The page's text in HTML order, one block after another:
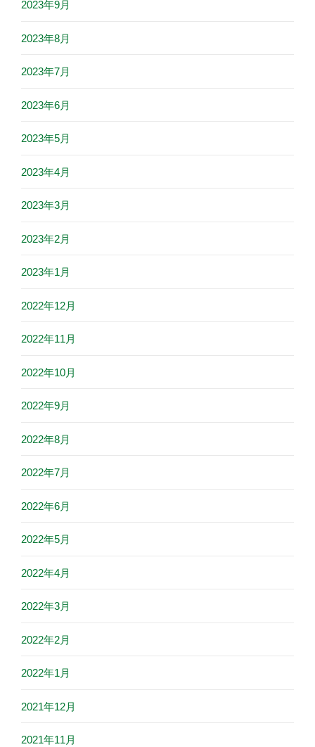
2023年9月
2023年8月
2023年7月
2023年6月
2023年5月
2023年4月
2023年3月
2023年2月
2023年1月
2022年12月
2022年11月
2022年10月
2022年9月
2022年8月
2022年7月
2022年6月
2022年5月
2022年4月
2022年3月
2022年2月
2022年1月
2021年12月
2021年11月